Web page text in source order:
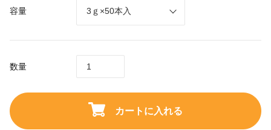
容量
数量
カートに入れる